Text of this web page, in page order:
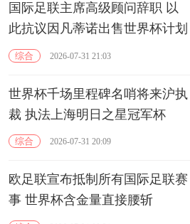
国际足联主席高级顾问辞职 以
此抗议因凡蒂诺出售世界杯计划
综合 2026-07-31 21:03
世界杯千场里程碑名哨将来沪执
裁 执法上海明日之星冠军杯
综合 2026-07-31 20:09
欧足联宣布抵制所有国际足联赛
事 世界杯含金量直接腰斩